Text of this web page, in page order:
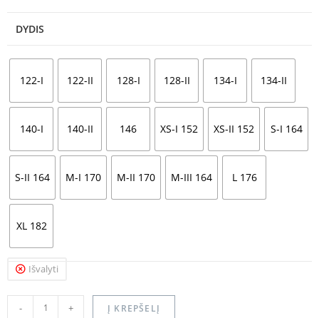
DYDIS
122-I 122-II 128-I 128-II 134-I 134-II
140-I 140-II 146 XS-I 152 XS-II 152 S-I 164
S-II 164 M-I 170 M-II 170 M-III 164 L 176
XL 182
Išvalyti
- + Į KREPŠELĮ